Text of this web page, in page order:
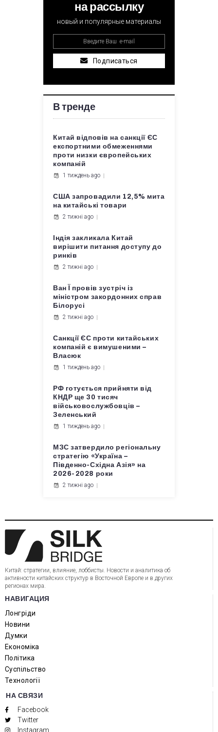
на рассылку
новый и популярные материалы
Подписаться
В тренде
Китай відповів на санкції ЄС
експортними обмеженнями
проти низки європейських
компаній
1 тиждень ago
США запровадили 12,5% мита
на китайські товари
2 тижні ago
Індія закликала Китай
вирішити питання доступу до
ринків
2 тижні ago
Ван Ї провів зустріч із
міністром закордонних справ
Білорусі
2 тижні ago
Санкції ЄС проти китайських
компаній є вимушеними –
Власюк
1 тиждень ago
РФ готується прийняти від
КНДР ще 30 тисяч
військовослужбовців –
Зеленський
1 тиждень ago
МЗС затвердило регіональну
стратегію «Україна –
Південно-Східна Азія» на
2026-2028 роки
2 тижні ago
Китай: стратегии, влияние, лоббисты. Новости и аналитика об
активности китайских структур в Восточной Европе и в других
регионах мира.
НАВИГАЦИЯ
Лонгріди
Новини
Думки
Економіка
Політика
Суспільство
Технології
НА СВЯЗИ
Facebook
Twitter
Instagram